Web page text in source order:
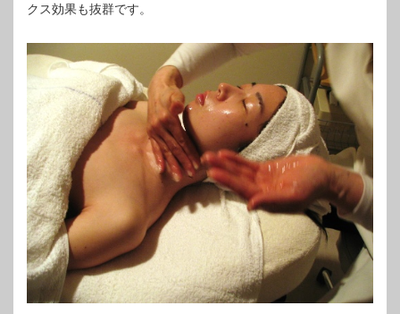
クス効果も抜群です。